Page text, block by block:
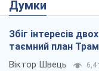
Думки
Збіг інтересів
таємний план
Віктор Швець 6,4